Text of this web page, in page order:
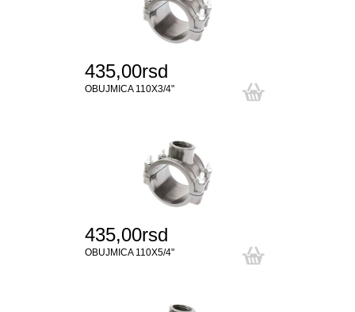
435,00rsd
OBUJMICA 110X3/4"
435,00rsd
OBUJMICA 110X5/4"